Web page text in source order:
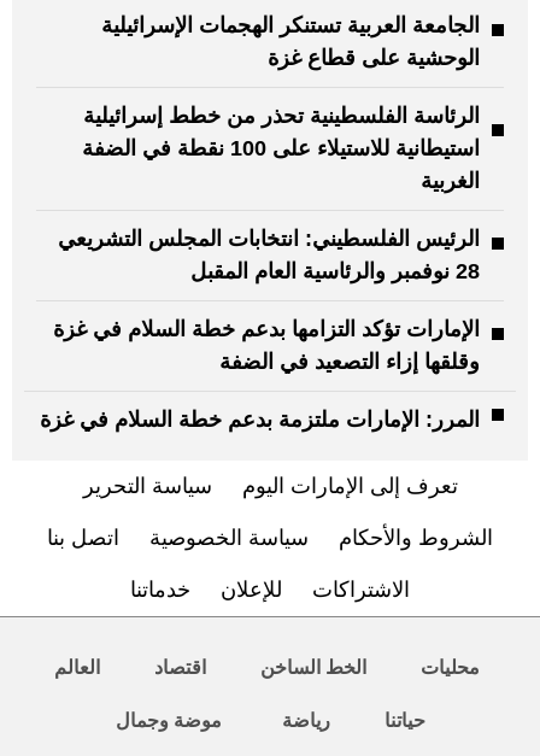
الجامعة العربية تستنكر الهجمات الإسرائيلية
الوحشية على قطاع غزة
الرئاسة الفلسطينية تحذر من خطط إسرائيلية
استيطانية للاستيلاء على 100 نقطة في الضفة
الغربية
الرئيس الفلسطيني: انتخابات المجلس التشريعي
28 نوفمبر والرئاسية العام المقبل
الإمارات تؤكد التزامها بدعم خطة السلام في غزة
وقلقها إزاء التصعيد في الضفة
المرر: الإمارات ملتزمة بدعم خطة السلام في غزة
تعرف إلى الإمارات اليوم سياسة التحرير
الشروط والأحكام سياسة الخصوصية اتصل بنا
الاشتراكات للإعلان خدماتنا
محليات الخط الساخن اقتصاد العالم
حياتنا رياضة موضة وجمال